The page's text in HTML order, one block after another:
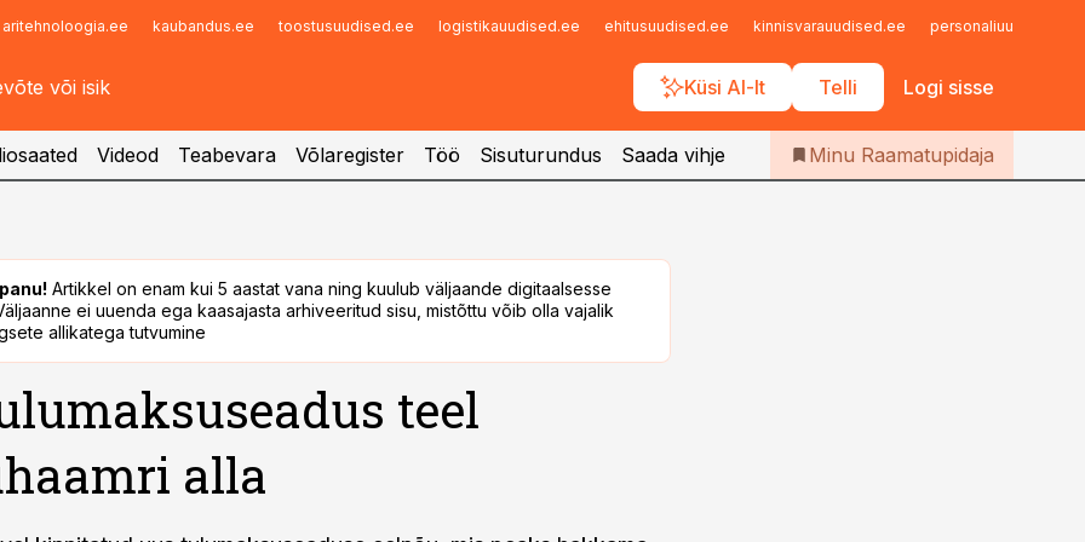
aritehnoloogia.ee kaubandus.ee toostusuudised.ee logistikauudised.ee ehitusuudised.ee kinnisvarauudised.ee personaliuudised.ee
Küsi AI-lt Telli Logi sisse
Infopank
Iseteenindus
Telli Raamatupidaja
Videod Teabevara Võlaregister Töö Sisuturundus Saada vihje Minu Raamatupidaja
Artikkel on enam kui 5 aastat vana ning kuulub väljaande digitaalsesse
ei uuenda ega kaasajasta arhiveeritud sisu, mistõttu võib olla vajalik
allikatega tutvumine
teel
alla